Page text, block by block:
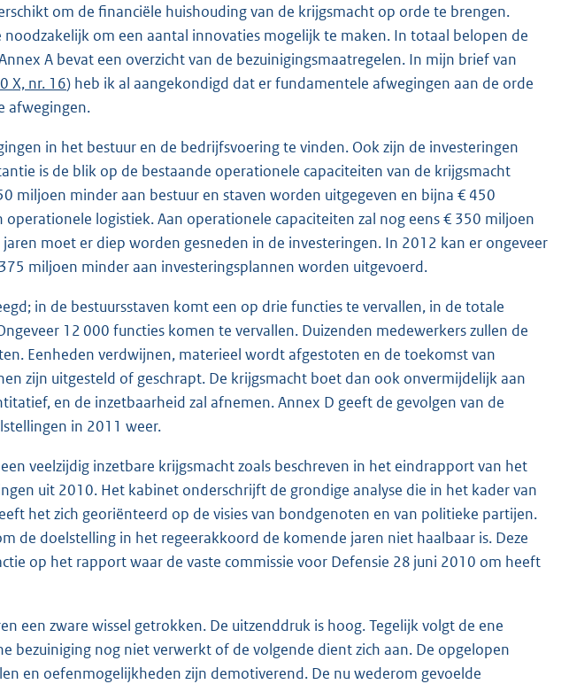
b
om de financiële huishouding van de krijgsmacht op orde te brengen.
om een aantal innovaties mogelijk te maken. In totaal belopen de
A bevat een overzicht van de bezuinigingsmaatregelen. In mijn brief van
X, nr. 16) heb ik al aangekondigd dat er fundamentele afwegingen aan de orde
afwegingen.
in het bestuur en de bedrijfsvoering te vinden. Ook zijn de investeringen
is de blik op de bestaande operationele capaciteiten van de krijgsmacht
miljoen minder aan bestuur en staven worden uitgegeven en bijna € 450
logistiek. Aan operationele capaciteiten zal nog eens € 350 miljoen
moet er diep worden gesneden in de investeringen. In 2012 kan er ongeveer
miljoen minder aan investeringsplannen worden uitgevoerd.
in de bestuursstaven komt een op drie functies te vervallen, in de totale
12 000 functies komen te vervallen. Duizenden medewerkers zullen de
Eenheden verdwijnen, materieel wordt afgestoten en de toekomst van
zijn uitgesteld of geschrapt. De krijgsmacht boet dan ook onvermijdelijk aan
en de inzetbaarheid zal afnemen. Annex D geeft de gevolgen van de
in 2011 weer.
veelzijdig inzetbare krijgsmacht zoals beschreven in het eindrapport van het
uit 2010. Het kabinet onderschrijft de grondige analyse die in het kader van
het zich georiënteerd op de visies van bondgenoten en van politieke partijen.
de doelstelling in het regeerakkoord de komende jaren niet haalbaar is. Deze
op het rapport waar de vaste commissie voor Defensie 28 juni 2010 om heeft
een zware wissel getrokken. De uitzenddruk is hoog. Tegelijk volgt de ene
bezuiniging nog niet verwerkt of de volgende dient zich aan. De opgelopen
en oefenmogelijkheden zijn demotiverend. De nu wederom gevoelde